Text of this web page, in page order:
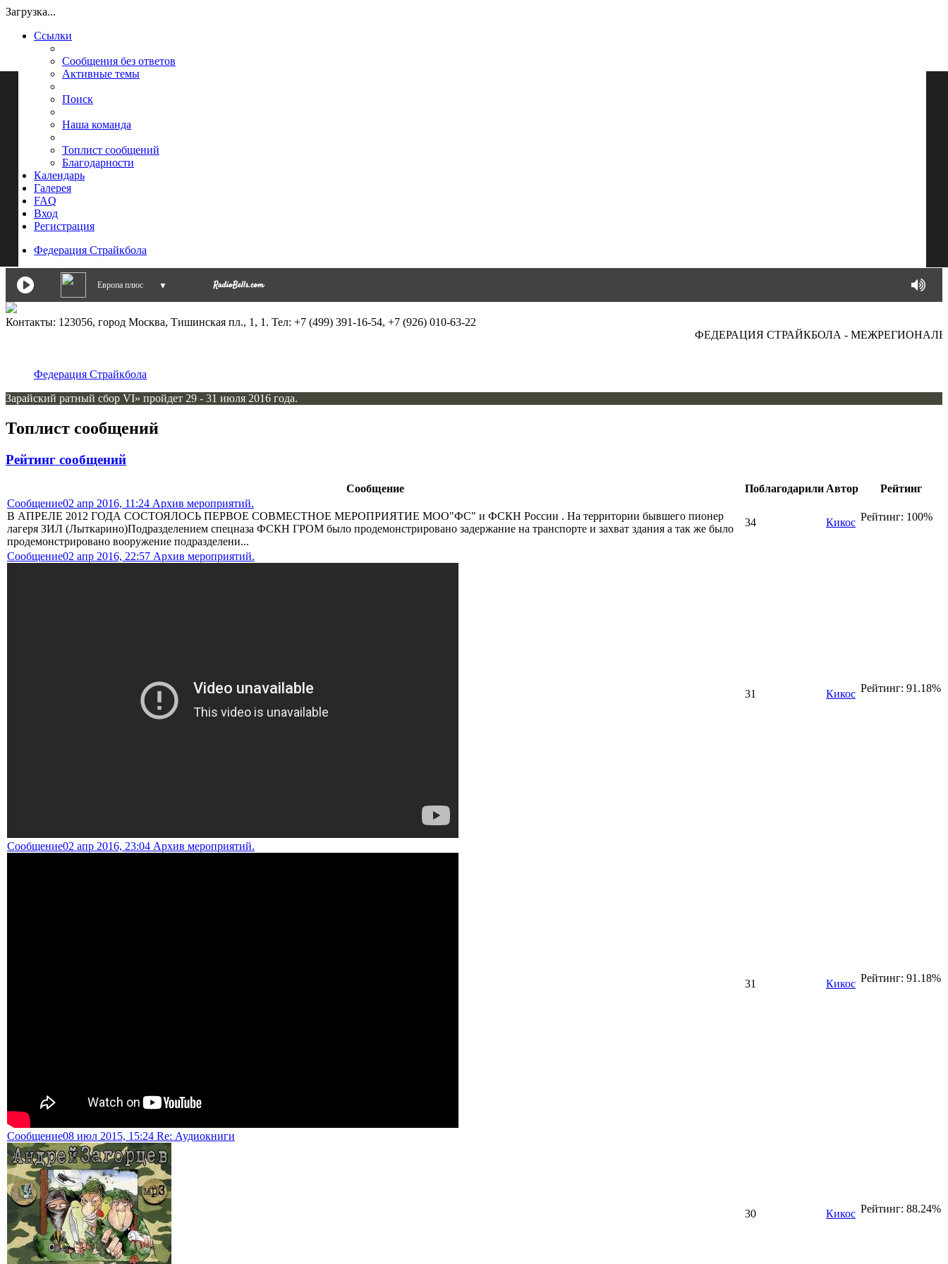
Загрузка...
Ссылки
Сообщения без ответов
Активные темы
Поиск
Наша команда
Топлист сообщений
Благодарности
Календарь
Галерея
FAQ
Вход
Регистрация
Федерация Страйкбола
Европа плюс ▼
Контакты: 123056, город Москва, Тишинская пл., 1, 1. Тел: +7 (499) 391-16-54, +7 (926) 010-63-22
ФЕДЕРАЦИЯ СТРАЙКБОЛА -
Федерация Страйкбола
Зарайский ратный сбор VI» пройдет 29 - 31 июля 2016 года.
Топлист сообщений
Рейтинг сообщений
Сообщение Поблагодарили Автор
Рейтинг
Сообщение02 апр 2016, 11:24 Архив мероприятий.
В АПРЕЛЕ 2012 ГОДА СОСТОЯЛОСЬ ПЕРВОЕ СОВМЕСТНОЕ МЕРОПРИЯТИЕ МОО"ФС" и ФСКН России . На территории бывшего пионер
лагеря ЗИЛ (Лыткарино)Подразделением спецназа ФСКН ГРОМ было продемонстрировано задержание на транспорте и захват здания а так же было
продемонстрировано вооружение подразделени...
34 Кикос Рейтинг: 100%
Сообщение02 апр 2016, 22:57 Архив мероприятий.
31 Кикос Рейтинг: 91.18%
Сообщение02 апр 2016, 23:04 Архив мероприятий.
31 Кикос Рейтинг: 91.18%
Сообщение08 июл 2015, 15:24 Re: Аудиокниги
30 Кикос Рейтинг: 88.24%